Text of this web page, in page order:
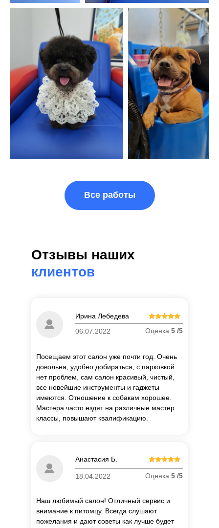
Все работы
Отзывы наших
клиентов
Ирина Лебедева
06.07.2022
Оценка 5 /5
Посещаем этот салон уже почти год. Очень
довольна, удобно добираться, с парковкой
нет проблем, сам салон красивый, чистый,
все новейшие инструменты и гаджеты
имеются. Отношение к собакам хорошее.
Мастера часто ездят на различные мастер
классы, повышают квалификацию.
Анастасия Б.
18.04.2022 Оценка 5 /5
Наш любимый салон! Отличный сервис и
внимание к питомцу. Всегда слушают
пожелания и дают советы как лучше будет